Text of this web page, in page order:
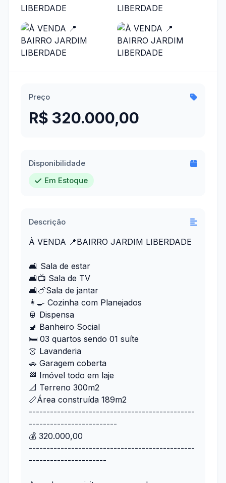
Preço
R$ 320.000,00
Disponibilidade
Em Estoque
Descrição
À VENDA 📍BAIRRO JARDIM LIBERDADE
🛋 Sala de estar
🛋📺 Sala de TV
🛋️🍗Sala de jantar
👩‍🍳 Cozinha com Planejados
🥫 Dispensa
🚽 Banheiro Social
🛏 03 quartos sendo 01 suíte
👗 Lavanderia
🚗 Garagem coberta
🏁 Imóvel todo em laje
📐 Terreno 300m2
📏Área construída 189m2
-----------------------------------------------
-------------------------
💰 320.000,00
-----------------------------------------------
----------------------